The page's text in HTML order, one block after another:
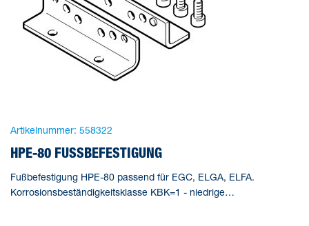
Artikelnummer: 558322
HPE-80 FUSSBEFESTIGUNG
Fußbefestigung HPE-80 passend für EGC, ELGA, ELFA.
Korrosionsbeständigkeitsklasse KBK=1 - niedrige